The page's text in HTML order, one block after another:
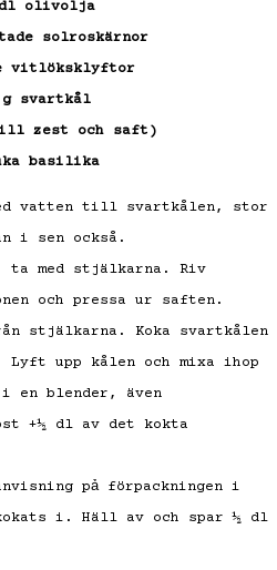
olivolja
solroskärnor
vitlöksklyftor
g svartkål
zest och saft)
basilika
vatten till svartkålen, stor
i sen också.
ta med stjälkarna. Riv
och pressa ur saften.
stjälkarna. Koka svartkålen
upp kålen och mixa ihop
en blender, även
+½ dl av det kokta
pả förpackningen i
kokats i. Häll av och spar ½ dl